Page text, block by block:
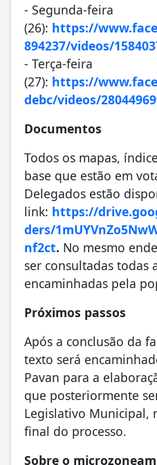
- Segunda-feira
(26): https://
894237/videos/
- Terça-feira
(27): https://
debc/videos/
Documentos
Todos os mapas,
base que estão em
Delegados estão
link: https://
ders/
nf2ct. No mesmo
ser consultadas todas
encaminhadas pela
Próximos passos
Após a conclusão da
texto será
Pavan para a
que posteriormente
Legislativo Municipal,
final do processo.
Sobre o